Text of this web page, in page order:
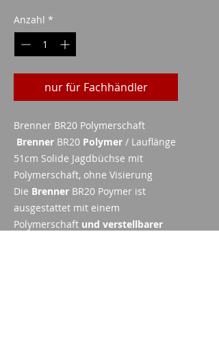
Anzahl *
nur für Fachhändler
Brenner BR20 Polymerschaft
Brenner BR20 Polymer / Lauflänge
51cm Solide Jagdbüchse mit
Polymerschaft, ohne Visierung
Die Brenner BR20 Poymer ist
ausgestattet mit einem
Polymerschaft und verstellbarer